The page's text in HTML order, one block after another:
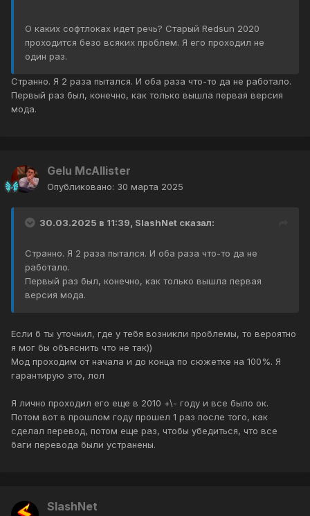
О каких софтлоках идет речь? Старый Redsun 2020
проходится безо всяких проблем. Я его проходил не
один раз.
Странно. Я 2 раза пытался. И оба раза что-то да не работало.
Первый раз был, конечно, как только вышла первая версия
мода.
Gelu McAllister
Опубликовано: 30 марта 2025
30.03.2025 в 11:39, SlashNet сказал:
Странно. Я 2 раза пытался. И оба раза что-то да не
работало.
Первый раз был, конечно, как только вышла первая
версия мода.
Если б ты уточнил, где у тебя возникли проблемы, то вероятно
я мог бы объяснить что не так))
Мод проходим от начала и до конца по сюжетке на 100%. Я
гарантирую это, лол
Я лично проходил его еще в 2010 +\- году и все было ок.
Потом вот в прошлом году прошел 1 раз после того, как
сделал перевод, потом еще раз, чтобы убедиться, что все
баги перевода были устранены.
SlashNet